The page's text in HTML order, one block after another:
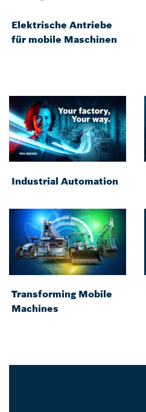
Elektrische Antriebe
für mobile Maschinen
Industrial Automation
Transforming Mobile
Machines